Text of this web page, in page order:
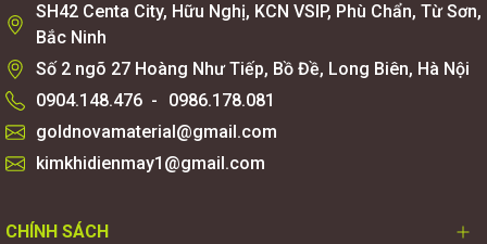
SH42 Centa City, Hữu Nghị, KCN VSIP, Phù Chẩn, Từ Sơn,
Bắc Ninh
Số 2 ngõ 27 Hoàng Như Tiếp, Bồ Đề, Long Biên, Hà Nội
0904.148.476 -
0986.178.081
goldnovamaterial@gmail.com
kimkhidienmay1@gmail.com
CHÍNH SÁCH